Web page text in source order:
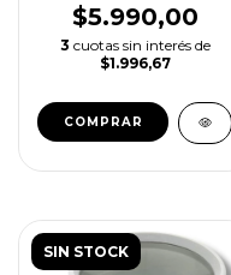
$5.990,00
3 cuotas sin interés de
$1.996,67
SIN STOCK